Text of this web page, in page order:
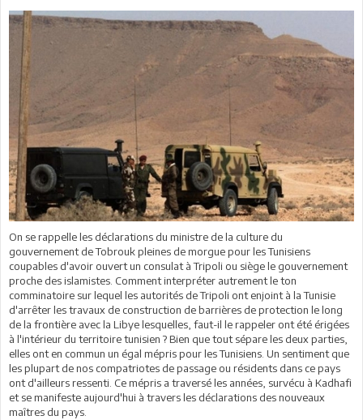
On se rappelle les déclarations du ministre de la culture du
gouvernement de Tobrouk pleines de morgue pour les Tunisiens
coupables d'avoir ouvert un consulat à Tripoli ou siège le gouvernement
proche des islamistes. Comment interpréter autrement le ton
comminatoire sur lequel les autorités de Tripoli ont enjoint à la Tunisie
d'arrêter les travaux de construction de barrières de protection le long
de la frontière avec la Libye lesquelles, faut-il le rappeler ont été érigées
à l'intérieur du territoire tunisien ? Bien que tout sépare les deux parties,
elles ont en commun un égal mépris pour les Tunisiens. Un sentiment que
les plupart de nos compatriotes de passage ou résidents dans ce pays
ont d'ailleurs ressenti. Ce mépris a traversé les années, survécu à Kadhafi
et se manifeste aujourd'hui à travers les déclarations des nouveaux
maîtres du pays.